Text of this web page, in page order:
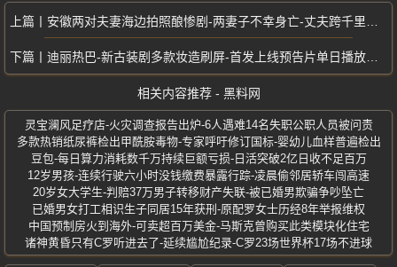
安徽两对夫妻海边拍照酿惨剧-两妻子不幸身亡-丈夫跨千里感恩救命恩人
迪丽热巴-新古装剧多款妆造刷屏-首发上线预告片单日播放量轻松突破一亿次
相关内容推荐 - 黑料网
灵宝澜风足疗店-火灾调查报告出炉-6人遇难14名失职公职人员被问责
多款热销纸尿裤检出甲酰胺毒物-专家呼吁修订国标-婴幼儿血样普遍检出
豆包-每日算力消耗数千万持续巨额亏损-日活突破2亿日收不足百万
12岁男孩-连续行驶六小时没钱缴费暴露行踪-凌晨偷邻居轿车闯高速
20岁女大学生-判赔37万男子转移财产失联-被已婚男欺骗争吵坠亡
已婚男女打工相识生子同居15年获刑-原配罗女士历经8年举报维权
中国预制房火到海外-可卖超百万美金-马斯克曾购买此类模块化住宅
诸神黄昏只有C罗听进去了-延续尴尬纪录-C罗23场世界杯17场不进球